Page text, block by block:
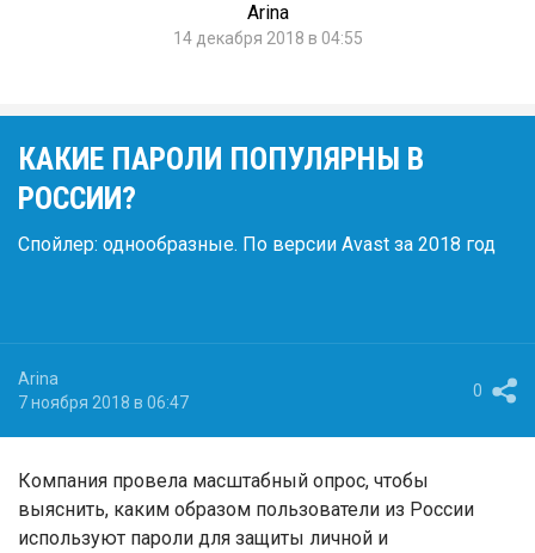
Arina
14 декабря 2018 в 04:55
КАКИЕ ПАРОЛИ ПОПУЛЯРНЫ В
РОССИИ?
Спойлер: однообразные. По версии Avast за 2018 год
Arina
7 ноября 2018 в 06:47
0
Компания провела масштабный опрос, чтобы
выяснить, каким образом пользователи из России
используют пароли для защиты личной и